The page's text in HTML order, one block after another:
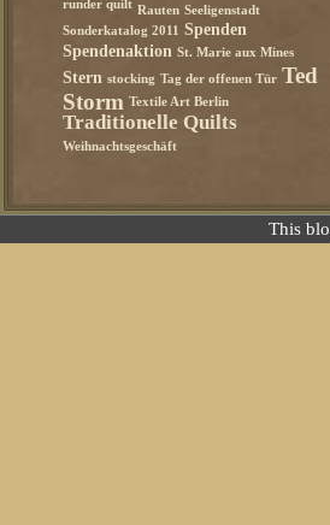
runder quilt Rauten Seeligenstadt
Sonderkatalog 2011
Spenden
Spendenaktion St. Marie aux Mines
Stern stocking Tag der offenen Tür Ted
Storm Textile Art Berlin
Traditionelle Quilts
Weihnachtsgeschäft
This